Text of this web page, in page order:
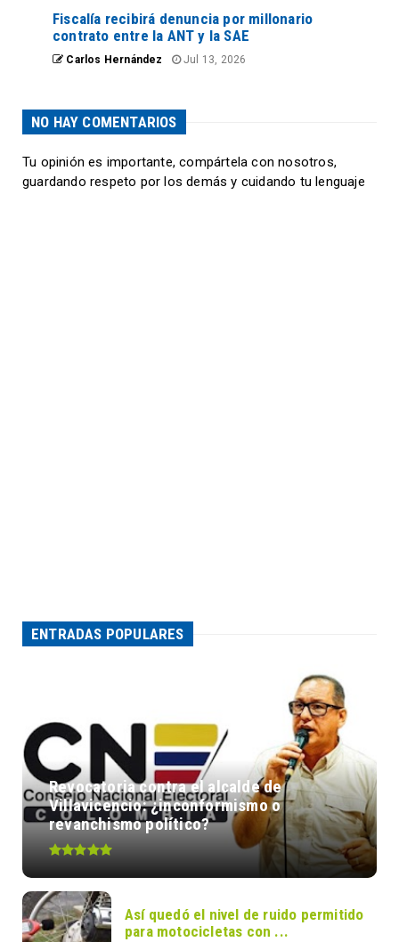
Fiscalía recibirá denuncia por millonario
contrato entre la ANT y la SAE
Carlos Hernández Jul 13, 2026
NO HAY COMENTARIOS
Tu opinión es importante, compártela con nosotros,
guardando respeto por los demás y cuidando tu lenguaje
ENTRADAS POPULARES
Revocatoria contra el alcalde de
Villavicencio: ¿inconformismo o
revanchismo político?
Así quedó el nivel de ruido permitido
para motocicletas con ...